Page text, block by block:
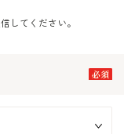
してください。